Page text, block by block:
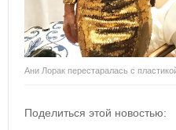
Ани Лорак перестаралась с
Поделиться этой новостью: